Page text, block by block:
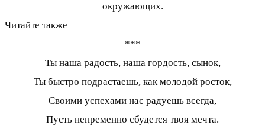
окружающих.
Читайте также
***
Ты наша радость, наша гордость, сынок,
Ты быстро подрастаешь, как молодой росток,
Своими успехами нас радуешь всегда,
Пусть непременно сбудется твоя мечта.